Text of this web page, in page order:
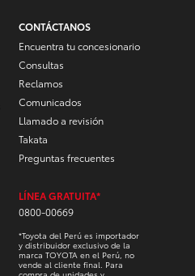
CONTÁCTANOS
Encuentra tu concesionario
Consultas
Reclamos
Comunicados
Llamado a revisión
Takata
Preguntas frecuentes
LÍNEA GRATUITA*
0800-00669
*Toyota del Perú es importador
y distribuidor exclusivo de la
marca TOYOTA en el Perú, no
vende al cliente final. Para